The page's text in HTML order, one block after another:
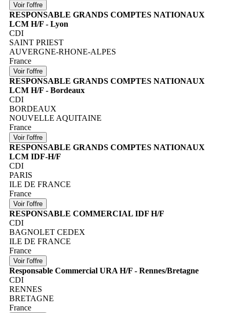
RESPONSABLE GRANDS COMPTES NATIONAUX
LCM H/F - Lyon
CDI
SAINT PRIEST
AUVERGNE-RHONE-ALPES
France
RESPONSABLE GRANDS COMPTES NATIONAUX
LCM H/F - Bordeaux
CDI
BORDEAUX
NOUVELLE AQUITAINE
France
RESPONSABLE GRANDS COMPTES NATIONAUX
LCM IDF-H/F
CDI
PARIS
ILE DE FRANCE
France
RESPONSABLE COMMERCIAL IDF H/F
CDI
BAGNOLET CEDEX
ILE DE FRANCE
France
Responsable Commercial URA H/F - Rennes/Bretagne
CDI
RENNES
BRETAGNE
France